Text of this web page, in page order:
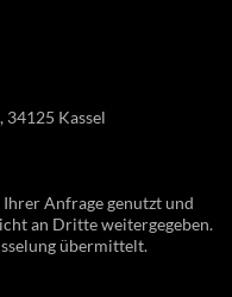
34125 Kassel
Anfrage genutzt und
an Dritte weitergegeben.
übermittelt.